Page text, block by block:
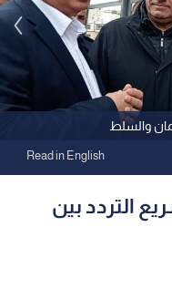
والسلط
Read in English
التردد بين